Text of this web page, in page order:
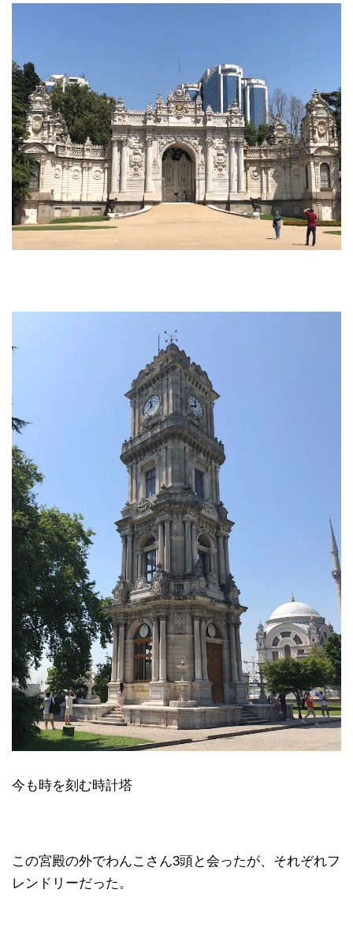
今も時を刻む時計塔
この宮殿の外でわんこさん3頭と会ったが、それぞれフ
レンドリーだった。